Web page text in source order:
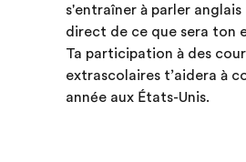
s'entraîner à parler
direct de ce que sera ton
Ta participation à des
extrascolaires t’aidera à
année aux États-Unis.